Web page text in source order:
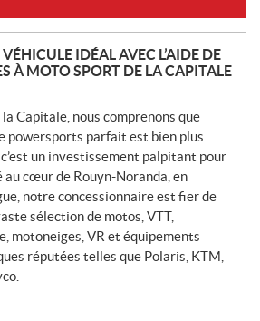
IDÉAL AVEC L’AIDE DE
À MOTO SPORT DE LA CAPITALE
Capitale, nous comprenons que
powersports parfait est bien plus
c’est un investissement palpitant pour
au cœur de Rouyn-Noranda, en
notre concessionnaire est fier de
sélection de motos, VTT,
motoneiges, VR et équipements
réputées telles que Polaris, KTM,